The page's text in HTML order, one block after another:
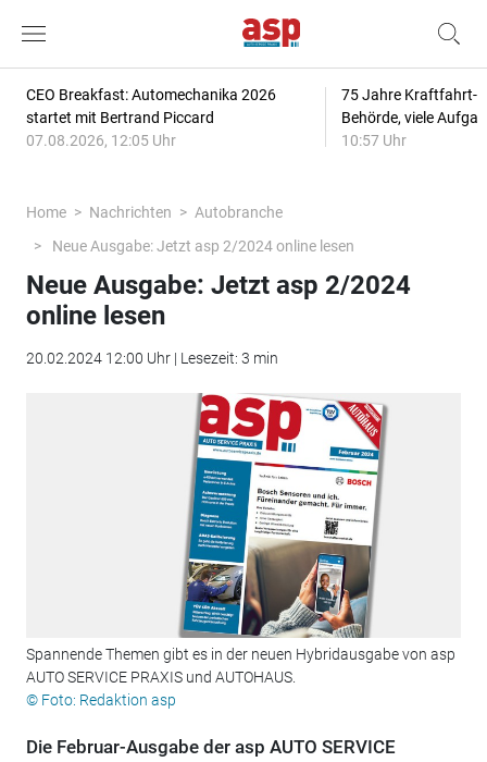
CEO Breakfast: Automechanika 2026
startet mit Bertrand Piccard
07.08.2026, 12:05 Uhr
75 Jahre Kraftfahrt-
Behörde, viele
10:57 Uhr
Home Nachrichten
Autobranche
Neue Ausgabe: Jetzt asp 2/2024 online lesen
Neue Ausgabe: Jetzt asp 2/2024
online lesen
20.02.2024 12:00 Uhr | Lesezeit: 3 min
Spannende Themen gibt es in der neuen Hybridausgabe von asp
AUTO SERVICE PRAXIS und AUTOHAUS.
© Foto: Redaktion asp
Die Februar-Ausgabe der asp AUTO SERVICE